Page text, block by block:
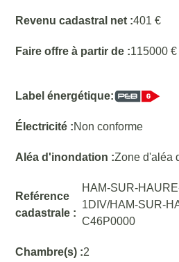
Revenu cadastral net :401 €
Faire offre à partir de :115000 €
Label énergétique:
Électricité :Non conforme
Aléa d'inondation :Zone d'aléa
Reférence
cadastrale :
HAM-SUR-
1DIV/HAM-SUR-
C46P0000
Chambre(s) :2